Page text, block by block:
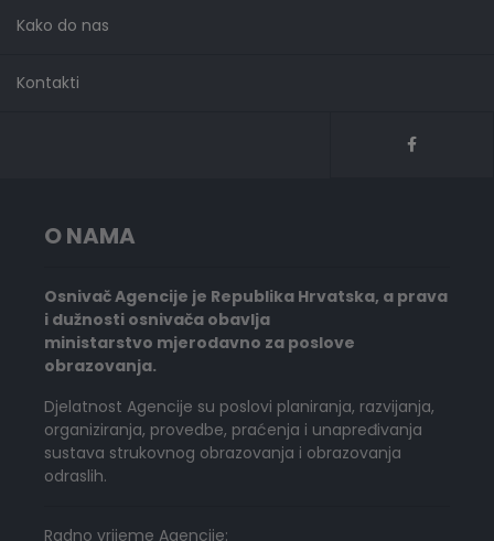
Kako do nas
Kontakti
O NAMA
Osnivač Agencije je Republika Hrvatska, a prava
i dužnosti osnivača obavlja
ministarstvo mjerodavno za poslove
obrazovanja.
Djelatnost Agencije su poslovi planiranja, razvijanja,
organiziranja, provedbe, praćenja i unapređivanja
sustava strukovnog obrazovanja i obrazovanja
odraslih.
Radno vrijeme Agencije: